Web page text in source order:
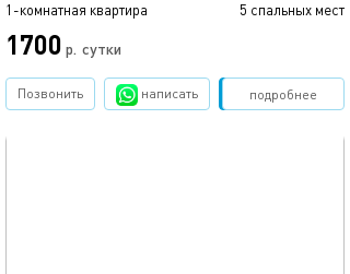
1-комнатная квартира 5 спальных мест
1700 р. сутки
подробнее
Позвонить написать Забронировать